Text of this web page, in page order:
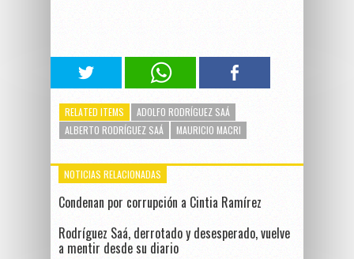
RELATED ITEMS
ADOLFO RODRÍGUEZ SAÁ
ALBERTO RODRÍGUEZ SAÁ
MAURICIO MACRI
NOTICIAS RELACIONADAS
Condenan por corrupción a Cintia Ramírez
Rodríguez Saá, derrotado y desesperado, vuelve
a mentir desde su diario